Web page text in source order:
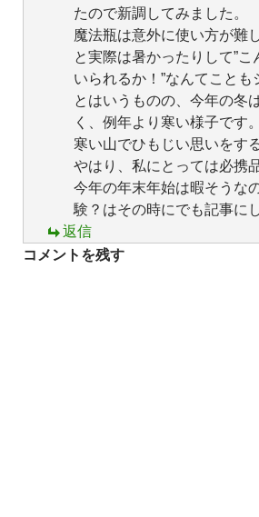
たので新調してみました。
魔法瓶は意外に使い方が難
と実際は暑かったりして”
いられるか！”なんてことも
とはいうものの、今年の冬
く、例年より寒い様子です。
寒い山でひもじい思いをす
やはり、私にとっては必携
今年の年末年始は暇そうな
験？はその時にでも記事に
返信
コメントを残す